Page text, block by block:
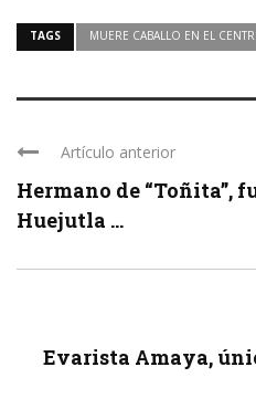
TAGS MUERE CABALLO EN EL
Artículo anterior
Hermano de “Toñita”,
Huejutla ...
Evarista Amaya,